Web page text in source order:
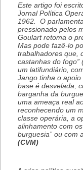
Este artigo foi
Jornal Política
1962. O
pressionado pelos
Goulart retoma o
Mas pode fazê-lo
trabalhadores que,
castanhas do
um latifundiário,
Jango tinha o
base é desvelada,
barganha da
uma ameaça real
reconhecendo um
classe operária, a
alinhamento com
burguesia” ou com
(CVM)